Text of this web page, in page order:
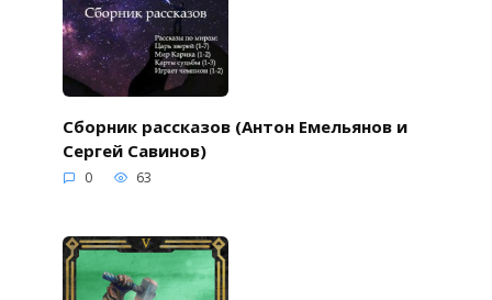
Сборник рассказов (Антон Емельянов и
Сергей Савинов)
0 63